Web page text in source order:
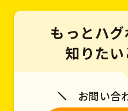
もっとハ
知りた
お問い合